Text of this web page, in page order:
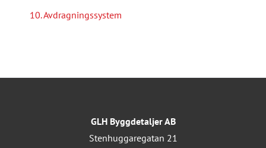
10. Avdragningssystem
GLH Byggdetaljer AB
Stenhuggaregatan 21